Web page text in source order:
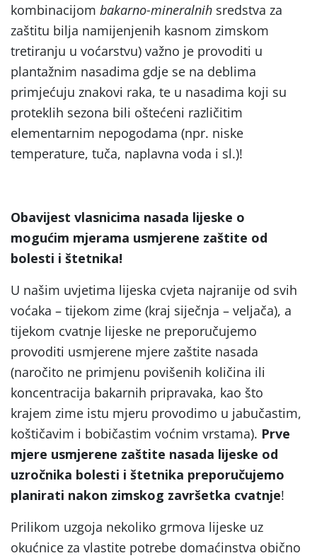
kombinacijom bakarno-mineralnih sredstva za
zaštitu bilja namijenjenih kasnom zimskom
tretiranju u voćarstvu) važno je provoditi u
plantažnim nasadima gdje se na deblima
primjećuju znakovi raka, te u nasadima koji su
proteklih sezona bili oštećeni različitim
elementarnim nepogodama (npr. niske
temperature, tuča, naplavna voda i sl.)!
Obavijest vlasnicima nasada lijeske o
mogućim mjerama usmjerene zaštite od
bolesti i štetnika!
U našim uvjetima lijeska cvjeta najranije od svih
voćaka – tijekom zime (kraj siječnja – veljača), a
tijekom cvatnje lijeske ne preporučujemo
provoditi usmjerene mjere zaštite nasada
(naročito ne primjenu povišenih količina ili
koncentracija bakarnih pripravaka, kao što
krajem zime istu mjeru provodimo u jabučastim,
koštičavim i bobičastim voćnim vrstama). Prve
mjere usmjerene zaštite nasada lijeske od
uzročnika bolesti i štetnika preporučujemo
planirati nakon zimskog završetka cvatnje!
Prilikom uzgoja nekoliko grmova lijeske uz
okućnice za vlastite potrebe domaćinstva obično